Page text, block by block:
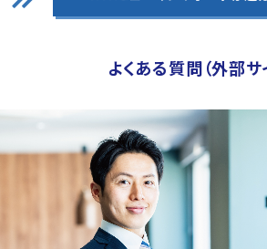
よくある質問（外部サ